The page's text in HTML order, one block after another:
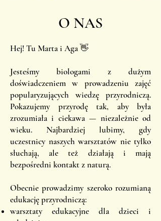
O NAS
Hej! Tu Marta i Aga 👋
Jesteśmy biologami z dużym
doświadczeniem w prowadzeniu zajęć
popularyzujących wiedzę przyrodniczą.
Pokazujemy przyrodę tak, aby była
zrozumiała i ciekawa — niezależnie od
wieku. Najbardziej lubimy, gdy
uczestnicy naszych warsztatów nie tylko
słuchają, ale też działają i mają
bezpośredni kontakt z naturą.
Obecnie prowadzimy szeroko rozumianą
edukację przyrodniczą:
warsztaty edukacyjne dla dzieci i